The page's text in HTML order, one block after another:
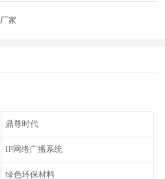
家
鼎尊时代
IP网络广播系统
绿色环保材料